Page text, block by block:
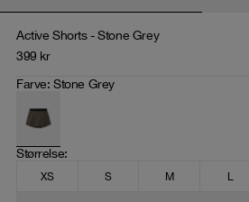
Active Shorts - Stone Grey
399 kr
Farve:Stone Grey
Størrelse:
XS S M L